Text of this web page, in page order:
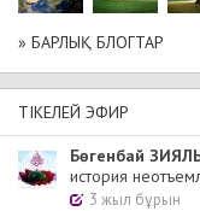
» БАРЛЫҚ БЛОГТАР
ТІКЕЛЕЙ ЭФИР
Бөгенбай
история
3 жыл бұрын